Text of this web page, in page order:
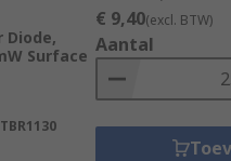
Diode,
Surface
€ 9,40(excl. BTW)
Aantal